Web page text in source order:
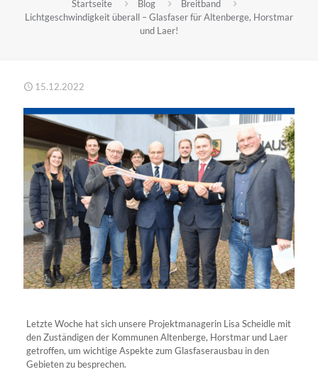
Startseite Blog
Breitband
Lichtgeschwindigkeit überall – Glasfaser für Altenberge, Horstmar
und Laer!
15.12.2022
Letzte Woche hat sich unsere Projektmanagerin Lisa Scheidle mit
den Zuständigen der Kommunen Altenberge, Horstmar und Laer
getroffen, um wichtige Aspekte zum Glasfaserausbau in den
Gebieten zu besprechen.